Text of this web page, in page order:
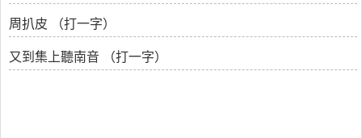
周扒皮 （打一字）
又到集上聽南音 （打一字）